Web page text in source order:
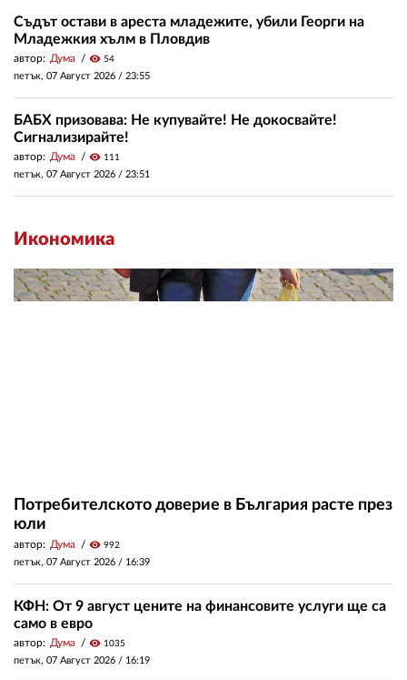
Съдът остави в ареста младежите, убили Георги на
Младежкия хълм в Пловдив
автор: Дума visibility 54
петък, 07 Август 2026 / 23:55
БАБХ призовава: Не купувайте! Не докосвайте!
Сигнализирайте!
автор: Дума visibility 111
петък, 07 Август 2026 / 23:51
Икономика
Потребителското доверие в България расте през
юли
автор: Дума visibility 992
петък, 07 Август 2026 / 16:39
КФН: От 9 август цените на финансовите услуги ще са
само в евро
автор: Дума visibility 1035
петък, 07 Август 2026 / 16:19